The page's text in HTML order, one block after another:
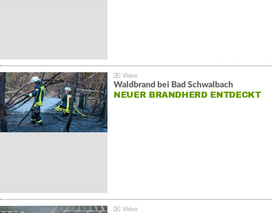
Waldbrand bei Bad Schwalbach
NEUER BRANDHERD ENTDECKT